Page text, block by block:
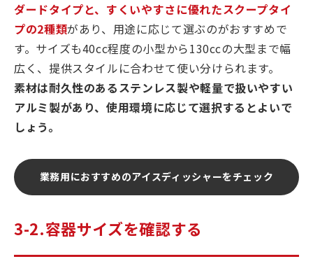
ダードタイプと、すくいやすさに優れたスクープタイ
プの2種類があり、用途に応じて選ぶのがおすすめで
す。サイズも40cc程度の小型から130ccの大型まで幅
広く、提供スタイルに合わせて使い分けられます。
素材は耐久性のあるステンレス製や軽量で扱いやすい
アルミ製があり、使用環境に応じて選択するとよいで
しょう。
業務用におすすめのアイスディッシャーをチェック
3-2.容器サイズを確認する